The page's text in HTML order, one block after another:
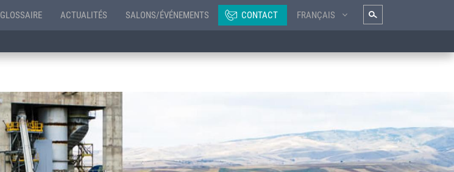
GLOSSAIRE ACTUALITÉS SALONS/ÉVÉNEMENTS CONTACT FRANÇAIS